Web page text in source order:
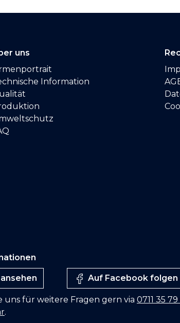
uns
Information
Auf Facebook folgen
uns für weitere Fragen gern via 0711 35
.